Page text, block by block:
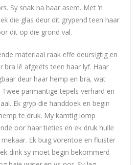
Sy snak na haar asem. Met ‘n
die glas deur dit grypend teen haar
dit op die grond val.
materiaal raak effe deursigtig en
bra lê afgeëts teen haar lyf. Haar
deur haar hemp en bra, wat
parmantige tepels verhard en
Ek gryp die handdoek en begin
te druk. My kamtig lomp
oor haar tieties en ek druk hulle
Ek buig vorentoe en fluister
dink sy moet begin bekommerd